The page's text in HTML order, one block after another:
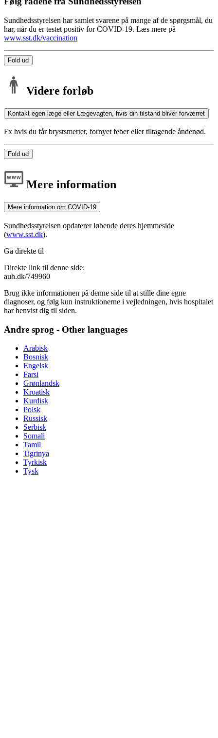
Sundhedsstyrelsen har samlet svarene på mange af de spørgsmål, du
har, når du er testet positiv for COVID-19. Læs mere på
www.sst.dk/vaccination
Fold ud
Videre forløb
Kontakt egen læge eller Lægevagten, hvis din tilstand bliver forværret
Fx hvis du får brystsmerter, fornyet feber eller tiltagende åndenød.
Fold ud
Mere information
Mere information om COVID-19
Sundhedsstyrelsen opdaterer løbende deres hjemmeside
(www.sst.dk).
Gå direkte til
Direkte link til denne side:
auh.dk/749960
Brug ikke informationen på denne side til at stille dine egne
diagnoser, og følg kun instruktionerne i vejledningen, hvis hospitalet
har henvist dig til siden.
Andre sprog - Other languages
Arabisk
Bosnisk
Engelsk
Farsi
Grønlandsk
Kroatisk
Kurdisk
Polsk
Russisk
Serbisk
Somali
Tamil
Tigrinya
Tyrkisk
Tysk